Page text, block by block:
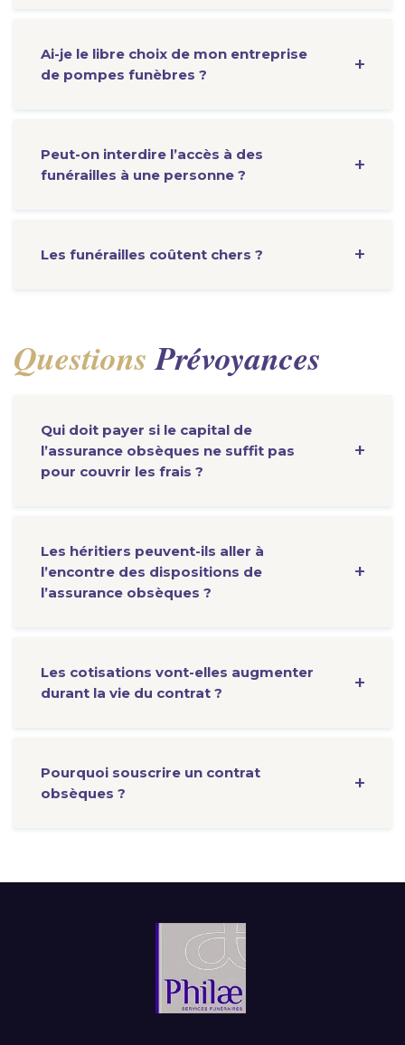
Ai-je le libre choix de mon entreprise
de pompes funèbres ?
Peut-on interdire l’accès à des
funérailles à une personne ?
Les funérailles coûtent chers ?
QuestionsPrévoyances
Qui doit payer si le capital de
l’assurance obsèques ne suffit pas
pour couvrir les frais ?
Les héritiers peuvent-ils aller à
l’encontre des dispositions de
l’assurance obsèques ?
Les cotisations vont-elles augmenter
durant la vie du contrat ?
Pourquoi souscrire un contrat
obsèques ?